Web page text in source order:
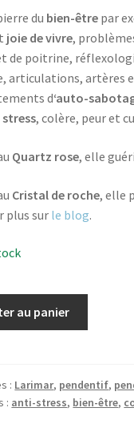
du bien-être par
joie de vivre,
de poitrine,
articulations, artères
d‘auto-
stress, colère, peur et
Quartz rose, elle
Cristal de roche, elle
plus sur le blog.
au panier
: Larimar, pendentif,
: anti-stress, bien-être,